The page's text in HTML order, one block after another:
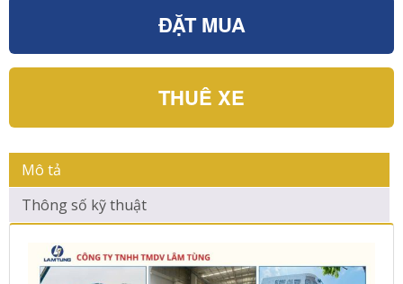
ĐẶT MUA
THUÊ XE
Mô tả
Thông số kỹ thuật